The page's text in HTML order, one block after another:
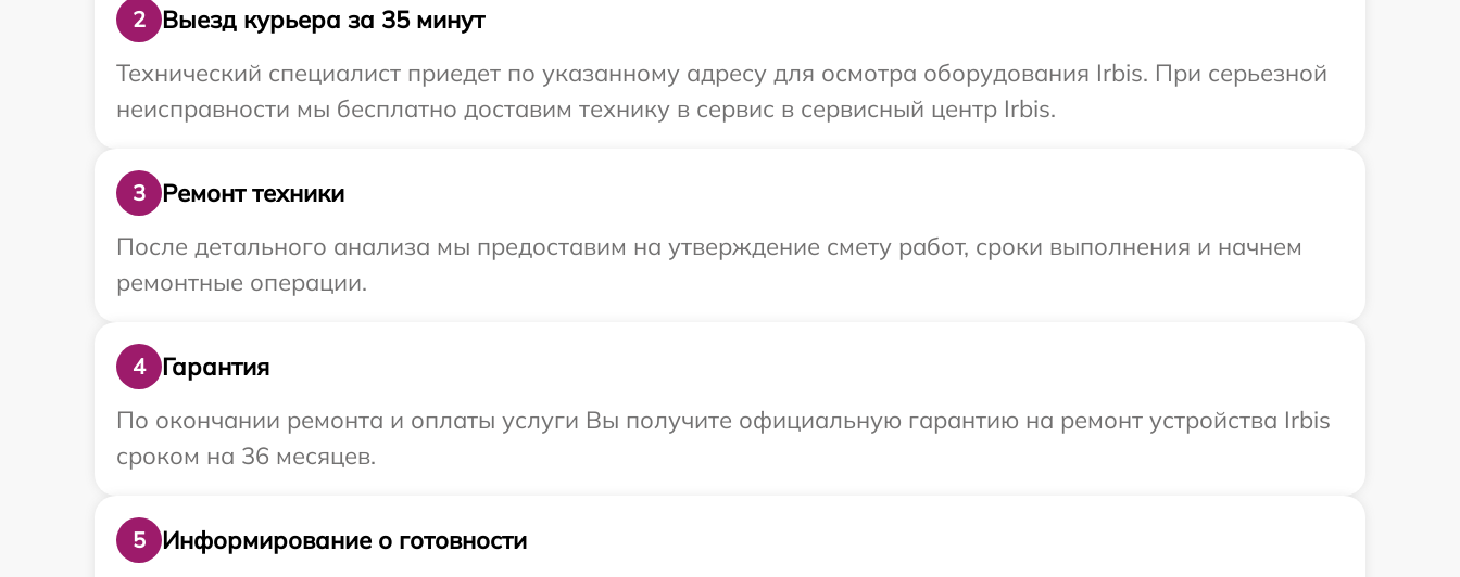
2
Выезд курьера за 35 минут
Технический специалист приедет по указанному адресу для осмотра оборудования Irbis. При серьезной
неисправности мы бесплатно доставим технику в сервис в сервисный центр Irbis.
3
Ремонт техники
После детального анализа мы предоставим на утверждение смету работ, сроки выполнения и начнем
ремонтные операции.
4
Гарантия
По окончании ремонта и оплаты услуги Вы получите официальную гарантию на ремонт устройства Irbis
сроком на 36 месяцев.
5
Информирование о готовности